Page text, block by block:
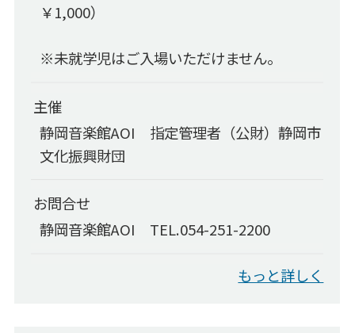
AOIについて
企画会議
市民会議
AOI・レジデンス・クヮルテット
￥1,000）
※未就学児はご入場いただけません。
主催
静岡音楽館AOI 指定管理者（公財）静岡市
文化振興財団
お問合せ
静岡音楽館AOI TEL.054-251-2200
もっと詳しく